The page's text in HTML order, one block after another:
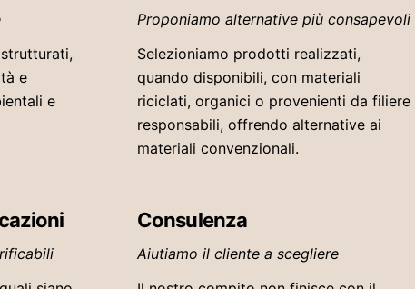
e
e
Proponiamo alternative più consapevoli
Selezioniamo prodotti realizzati,
quando disponibili, con materiali
riciclati, organici o provenienti da filiere
responsabili, offrendo alternative ai
materiali convenzionali.
Consulenza
Aiutiamo il cliente a scegliere